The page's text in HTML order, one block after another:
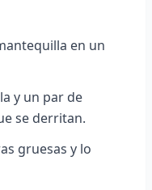
en un
y un par de
se derritan.
gruesas y lo